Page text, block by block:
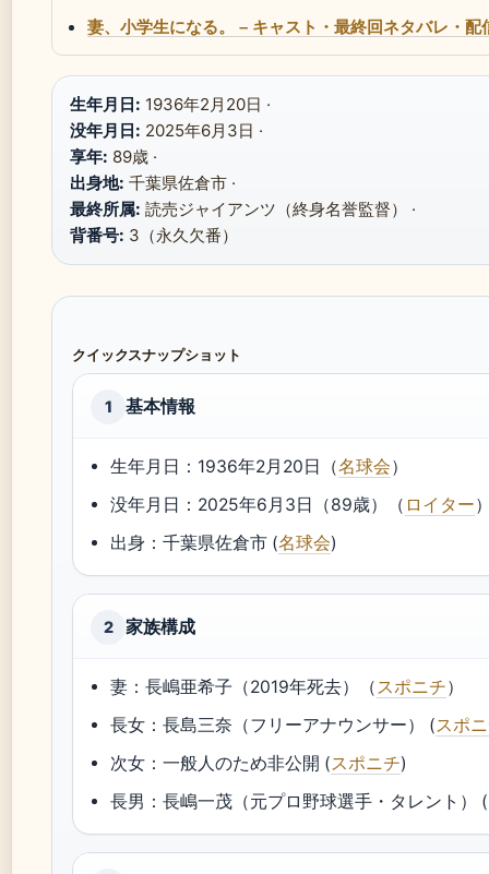
妻、小学生になる。 – キャスト・最終回ネタバレ・配
生年月日: 1936年2月20日 ·
没年月日: 2025年6月3日 ·
享年: 89歳 ·
出身地: 千葉県佐倉市 ·
最終所属: 読売ジャイアンツ（終身名誉監督） ·
背番号: 3（永久欠番）
クイックスナップショット
1 基本情報
生年月日：1936年2月20日（名球会）
没年月日：2025年6月3日（89歳）（ ロイター
出身：千葉県佐倉市 (名球会)
2 家族構成
妻：長嶋亜希子（2019年死去）（スポニチ）
長女：長島三奈（フリーアナウンサー） (スポ
次女：一般人のため非公開 (スポニチ)
長男：長嶋一茂（元プロ野球選手・タレント）